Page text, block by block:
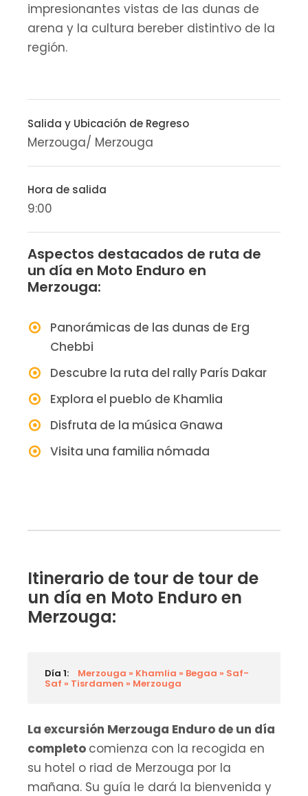
impresionantes vistas de las dunas de
arena y la cultura bereber distintivo de la
región.
Salida y Ubicación de Regreso
Merzouga/ Merzouga
Hora de salida
9:00
Aspectos destacados de ruta de
un día en Moto Enduro en
Merzouga:
Panorámicas de las dunas de Erg
Chebbi
Descubre la ruta del rally París Dakar
Explora el pueblo de Khamlia
Disfruta de la música Gnawa
Visita una familia nómada
Itinerario de tour de tour de
un día en Moto Enduro en
Merzouga:
Día 1: Merzouga » Khamlia » Begaa » Saf-
Saf » Tisrdamen » Merzouga
La excursión Merzouga Enduro de un día
completo comienza con la recogida en
su hotel o riad de Merzouga por la
mañana. Su guía le dará la bienvenida y